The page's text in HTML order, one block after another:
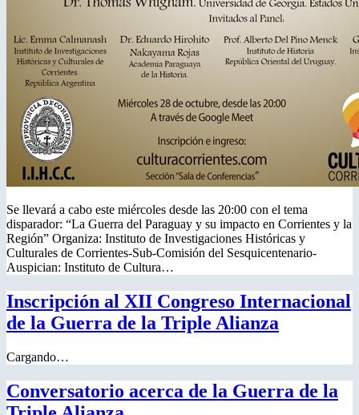
Se llevará a cabo este miércoles desde las 20:00 con el tema
disparador: “La Guerra del Paraguay y su impacto en Corrientes y la
Región” Organiza: Instituto de Investigaciones Históricas y
Culturales de Corrientes-Sub-Comisión del Sesquicentenario-
Auspician: Instituto de Cultura…
Inscripción al XII Congreso Internacional
de la Guerra de la Triple Alianza
Cargando…
Conversatorio acerca de la Guerra de la